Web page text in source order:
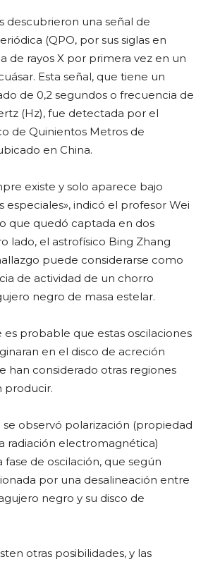
descubrieron una señal de
(QPO, por sus siglas en
de rayos X por primera vez en un
Esta señal, que tiene un
de 0,2 segundos o frecuencia de
(Hz), fue detectada por el
de Quinientos Metros de
en China.
existe y solo aparece bajo
especiales», indicó el profesor Wei
que quedó captada en dos
lado, el astrofísico Bing Zhang
puede considerarse como
de actividad de un chorro
negro de masa estelar.
es probable que estas oscilaciones
en el disco de acreción
han considerado otras regiones
producir.
se observó polarización (propiedad
radiación electromagnética)
fase de oscilación, que según
por una desalineación entre
negro y su disco de
otras posibilidades, y las